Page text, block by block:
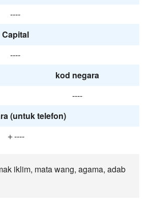
----
Capital
----
kod negara
----
(untuk telefon)
＋----
iklim, mata wang, agama, adab